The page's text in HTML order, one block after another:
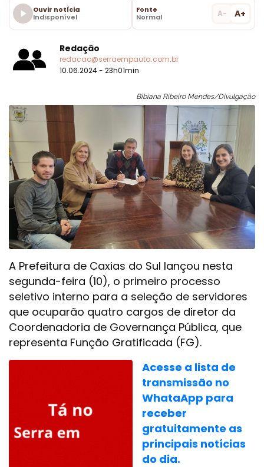
Ouvir notícia
Indisponível
Fonte
Normal
A- A+
Redação
redacao@serraempauta.com.br
10.06.2024 - 23h01min
Bibiana Ribeiro Mendes/Divulgação
A Prefeitura de Caxias do Sul lançou nesta
segunda-feira (10), o primeiro processo
seletivo interno para a seleção de servidores
que ocuparão quatro cargos de diretor da
Coordenadoria de Governança Pública, que
representa Função Gratificada (FG).
Acesse a lista de
transmissão no
WhataApp para
receber
gratuitamente as
principais notícias
do dia.